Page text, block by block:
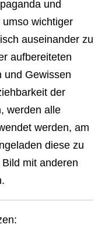
und
wichtiger
auseinander zu
aufbereiteten
und Gewissen
der
werden alle
werden, am
diese zu
mit anderen